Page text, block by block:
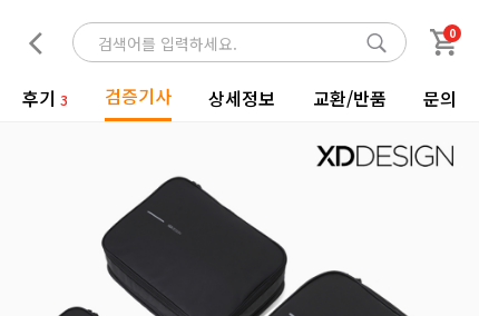
0
후기 3 검증기사 상세정보 교환/반품 문의